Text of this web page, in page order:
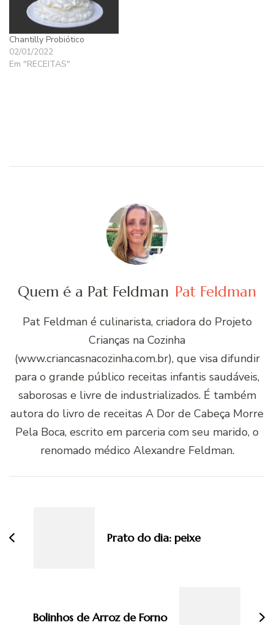
Chantilly Probiótico
02/01/2022
Em "RECEITAS"
Quem é a Pat Feldman Pat Feldman
Pat Feldman é culinarista, criadora do Projeto
Crianças na Cozinha
(www.criancasnacozinha.com.br), que visa difundir
para o grande público receitas infantis saudáveis,
saborosas e livre de industrializados. É também
autora do livro de receitas A Dor de Cabeça Morre
Pela Boca, escrito em parceria com seu marido, o
renomado médico Alexandre Feldman.
Prato do dia: peixe
Bolinhos de Arroz de Forno